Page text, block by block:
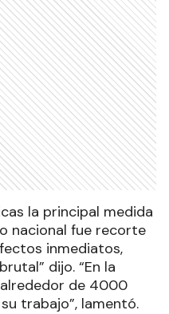
la principal medida
nacional fue recorte
inmediatos,
dijo. “En la
de 4000
trabajo”, lamentó.